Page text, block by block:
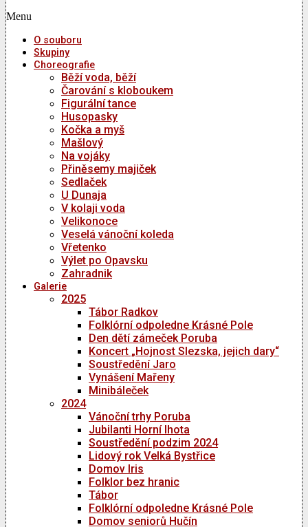
Menu
O souboru
Skupiny
Choreografie
Běží voda, běží
Čarování s kloboukem
Figurální tance
Husopasky
Kočka a myš
Mašlový
Na vojáky
Přiněsemy majiček
Sedlaček
U Dunaja
V kolaji voda
Velikonoce
Veselá vánoční koleda
Vřetenko
Výlet po Opavsku
Zahradnik
Galerie
2025
Tábor Radkov
Folklórní odpoledne Krásné Pole
Den dětí zámeček Poruba
Koncert „Hojnost Slezska, jejich dary“
Soustředění Jaro
Vynášení Mařeny
Minibáleček
2024
Vánoční trhy Poruba
Jubilanti Horní lhota
Soustředění podzim 2024
Lidový rok Velká Bystřice
Domov Iris
Folklor bez hranic
Tábor
Folklórní odpoledne Krásné Pole
Domov seniorů Hučín